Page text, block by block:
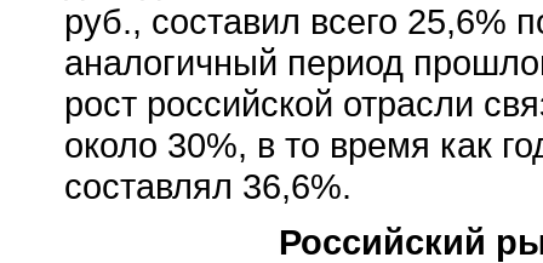
руб., составил всего 25,6%
аналогичный период
рост российской отрасли
около 30%, в то время как
составлял 36,6%.
Российский